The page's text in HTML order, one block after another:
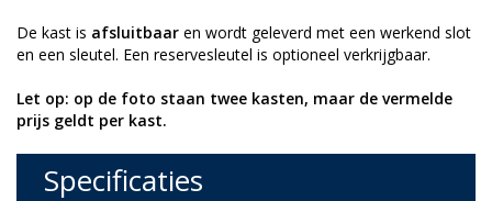
De kast is afsluitbaar en wordt geleverd met een werkend slot
en een sleutel. Een reservesleutel is optioneel verkrijgbaar.
Let op: op de foto staan twee kasten, maar de vermelde
prijs geldt per kast.
Specificaties